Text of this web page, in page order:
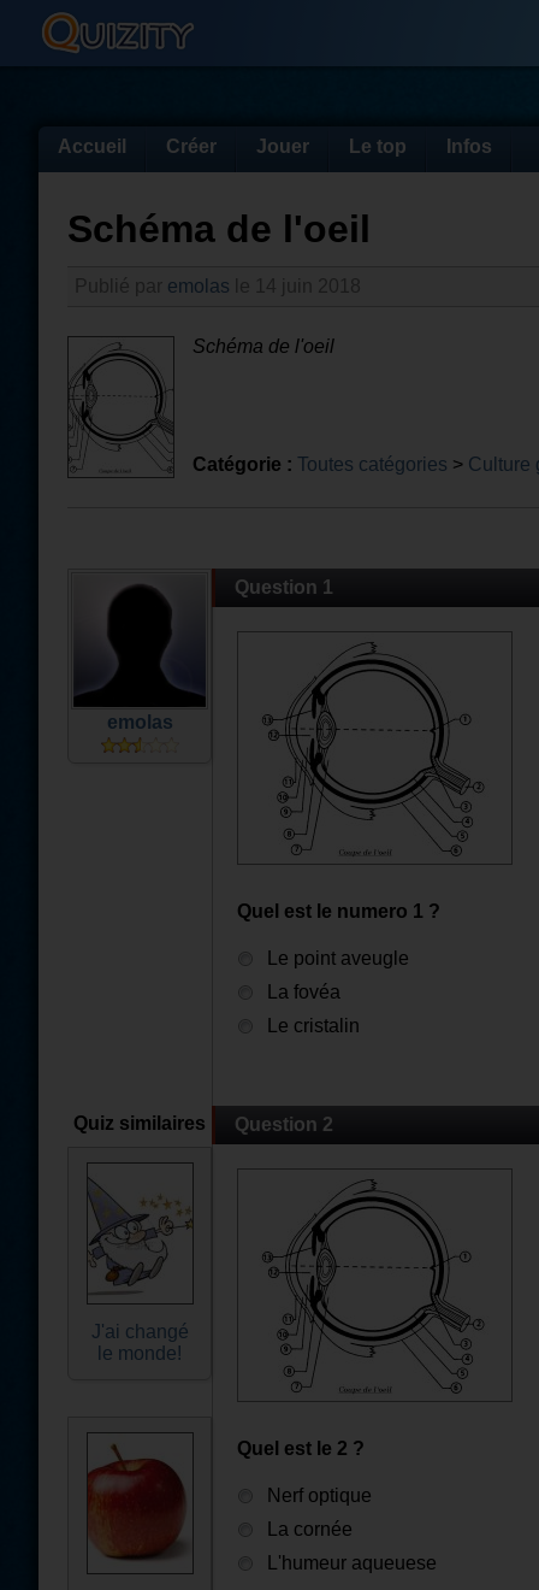
Accueil Créer Jouer Le top Infos
Schéma de l'oeil
emolas
Schéma de l'oeil
Catégorie : Toutes catégories > Culture
emolas
Quiz similaires
J'ai changé
le monde!
Question 1
Quel est le numero 1 ?
Le point aveugle
La fovéa
Le cristalin
Question 2
Quel est le 2 ?
Nerf optique
La cornée
L'humeur aqueuese